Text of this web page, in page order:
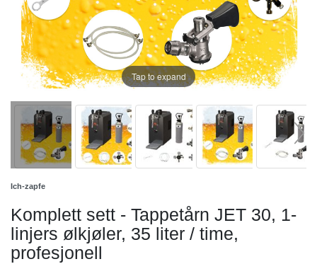
Tap to expand
Ich-zapfe
Komplett sett - Tappetårn JET 30, 1-
linjers ølkjøler, 35 liter / time,
profesjonell